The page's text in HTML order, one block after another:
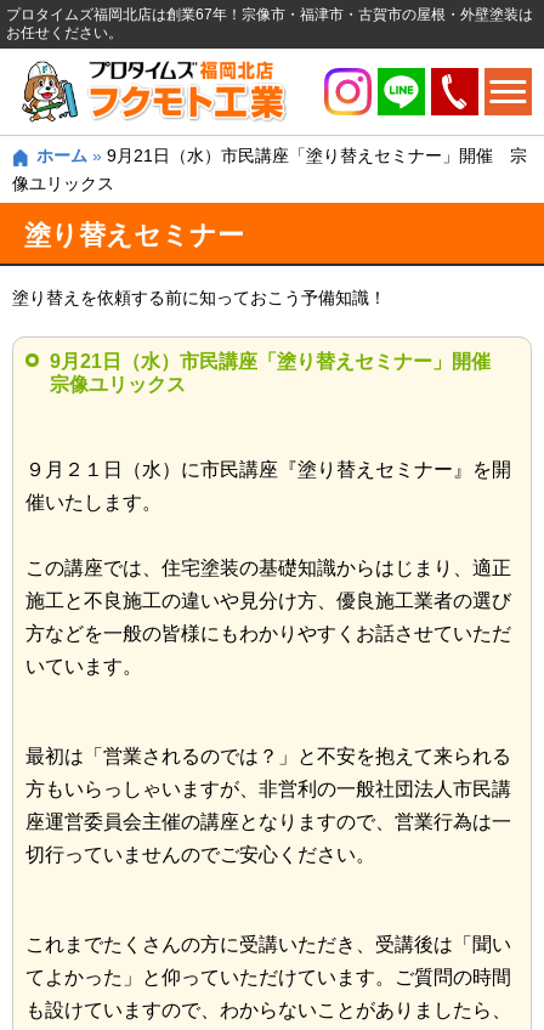
プロタイムズ福岡北店は創業67年！宗像市・福津市・古賀市の屋根・外壁塗装は
お任せください。
ホーム » 9月21日（水）市民講座「塗り替えセミナー」開催 宗
像ユリックス
塗り替えセミナー
塗り替えを依頼する前に知っておこう予備知識！
9月21日（水）市民講座「塗り替えセミナー」開催
宗像ユリックス
９月２１日（水）に市民講座『塗り替えセミナー』を開
催いたします。
この講座では、住宅塗装の基礎知識からはじまり、適正
施工と不良施工の違いや見分け方、優良施工業者の選び
方などを一般の皆様にもわかりやすくお話させていただ
いています。
最初は「営業されるのでは？」と不安を抱えて来られる
方もいらっしゃいますが、非営利の一般社団法人市民講
座運営委員会主催の講座となりますので、営業行為は一
切行っていませんのでご安心ください。
これまでたくさんの方に受講いただき、受講後は「聞い
てよかった」と仰っていただけています。ご質問の時間
も設けていますので、わからないことがありましたら、